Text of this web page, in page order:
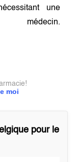
une
moi
pour le